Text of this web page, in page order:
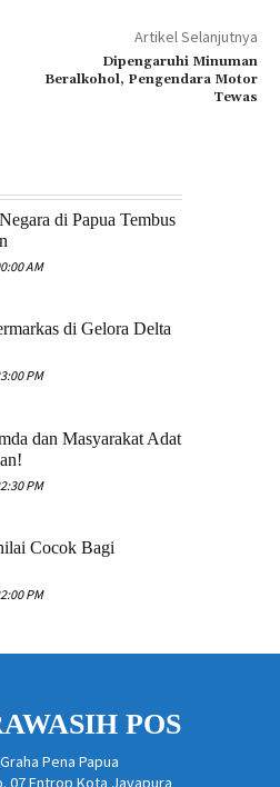
Artikel Selanjutnya
Dipengaruhi Minuman
Beralkohol, Pengendara Motor
Tewas
di Papua Tembus
AM
di Gelora Delta
PM
dan Masyarakat Adat
PM
Cocok Bagi
PM
POS
Pena Papua
07 Entrop Kota Jayapura